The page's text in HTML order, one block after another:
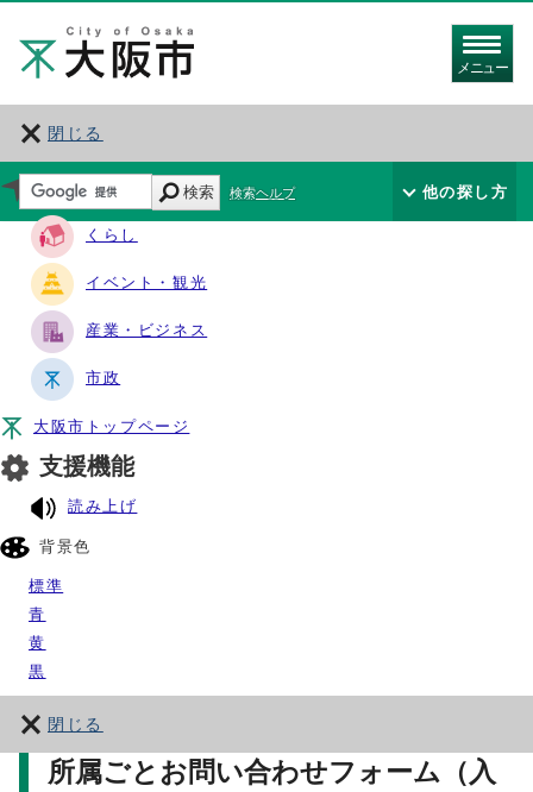
メニュー
閉じる
サイト・ナビ
くらし
イベント・観光
産業・ビジネス
市政
大阪市トップページ
支援機能
読み上げ
背景色
標準
青
黄
黒
閉じる
検索 検索ヘルプ 他の探し方
所属ごとお問い合わせフォーム（入